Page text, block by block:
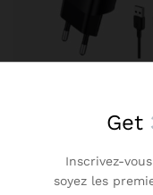
Chargeur Mural
AniFast™
2899CFA 2609
Get
Inscrivez-
soyez les